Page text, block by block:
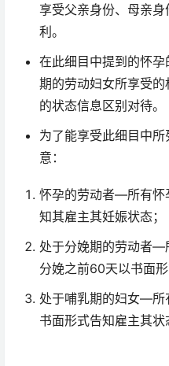
享受父亲身份、母亲
利。
在此细目中提到的怀
期的劳动妇女所享受
的状态信息区别对待。
为了能享受此细目中
意：
怀孕的劳动者—所有怀
知其雇主其妊娠状态；
处于分娩期的劳动者—
分娩之前60天以书面形
处于哺乳期的妇女—所
书面形式告知雇主其状